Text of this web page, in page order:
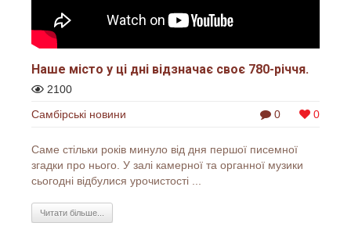
Наше місто у ці дні відзначає своє 780-річчя.
2100
0
0
Самбірські новини
Саме стільки років минуло від дня першої писемної
згадки про нього. У залі камерної та органної музики
сьогодні відбулися урочистості ...
Читати більше...